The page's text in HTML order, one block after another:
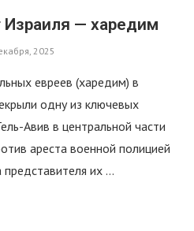
Израиля — харедим
2025
евреев (харедим) в
одну из ключевых
Авив в центральной части
ареста военной полицией
представителя их …